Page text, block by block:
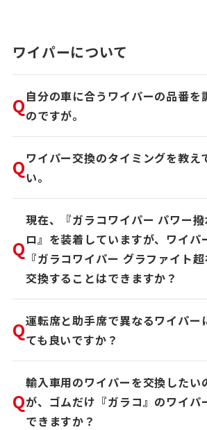
ワイパーについて
Q自分の車に合うワイパーの品番を
のですが。
Qワイパー交換のタイミングを教え
い。
Q
現在、『ガラコワイパー パワー
ロ』を装着していますが、ワイパ
『ガラコワイパー グラファイト
交換することはできますか？
Q運転席と助手席で異なるワイパー
ても良いですか？
Q
輸入車用のワイパーを交換したい
が、ゴムだけ『ガラコ』のワイパ
できますか？